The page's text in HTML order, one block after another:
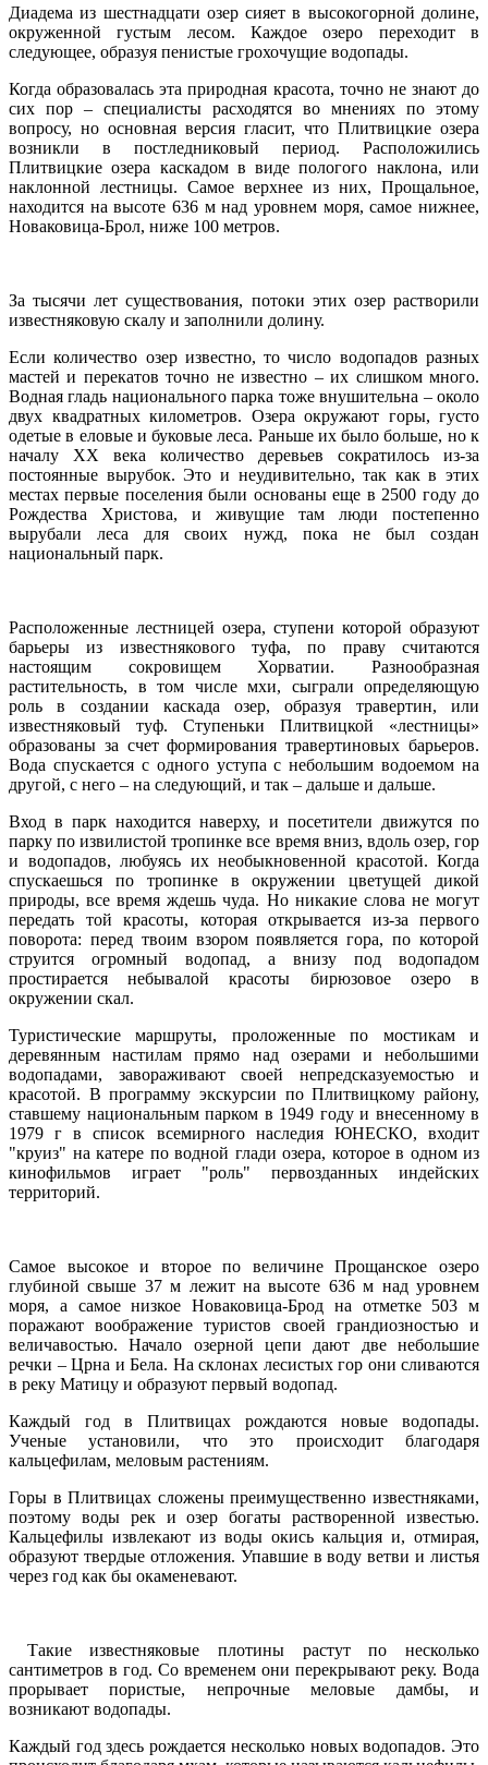
Диадема из шестнадцати озер сияет в высокогорной долине,
окруженной густым лесом. Каждое озеро переходит в
следующее, образуя пенистые грохочущие водопады.
Когда образовалась эта природная красота, точно не знают до
сих пор – специалисты расходятся во мнениях по этому
вопросу, но основная версия гласит, что Плитвицкие озера
возникли в постледниковый период. Расположились
Плитвицкие озера каскадом в виде пологого наклона, или
наклонной лестницы. Самое верхнее из них, Прощальное,
находится на высоте 636 м над уровнем моря, самое нижнее,
Новаковица-Брол, ниже 100 метров.
За тысячи лет существования, потоки этих озер растворили
известняковую скалу и заполнили долину.
Если количество озер известно, то число водопадов разных
мастей и перекатов точно не известно – их слишком много.
Водная гладь национального парка тоже внушительна – около
двух квадратных километров. Озера окружают горы, густо
одетые в еловые и буковые леса. Раньше их было больше, но к
началу ХХ века количество деревьев сократилось из-за
постоянные вырубок. Это и неудивительно, так как в этих
местах первые поселения были основаны еще в 2500 году до
Рождества Христова, и живущие там люди постепенно
вырубали леса для своих нужд, пока не был создан
национальный парк.
Расположенные лестницей озера, ступени которой образуют
барьеры из известнякового туфа, по праву считаются
настоящим сокровищем Хорватии. Разнообразная
растительность, в том числе мхи, сыграли определяющую
роль в создании каскада озер, образуя травертин, или
известняковый туф. Ступеньки Плитвицкой «лестницы»
образованы за счет формирования травертиновых барьеров.
Вода спускается с одного уступа с небольшим водоемом на
другой, с него – на следующий, и так – дальше и дальше.
Вход в парк находится наверху, и посетители движутся по
парку по извилистой тропинке все время вниз, вдоль озер, гор
и водопадов, любуясь их необыкновенной красотой. Когда
спускаешься по тропинке в окружении цветущей дикой
природы, все время ждешь чуда. Но никакие слова не могут
передать той красоты, которая открывается из-за первого
поворота: перед твоим взором появляется гора, по которой
струится огромный водопад, а внизу под водопадом
простирается небывалой красоты бирюзовое озеро в
окружении скал.
Туристические маршруты, проложенные по мостикам и
деревянным настилам прямо над озерами и небольшими
водопадами, завораживают своей непредсказуемостью и
красотой. В программу экскурсии по Плитвицкому району,
ставшему национальным парком в 1949 году и внесенному в
1979 г в список всемирного наследия ЮНЕСКО, входит
"круиз" на катере по водной глади озера, которое в одном из
кинофильмов играет "роль" первозданных индейских
территорий.
Самое высокое и второе по величине Прощанское озеро
глубиной свыше 37 м лежит на высоте 636 м над уровнем
моря, а самое низкое Новаковица-Брод на отметке 503 м
поражают воображение туристов своей грандиозностью и
величавостью. Начало озерной цепи дают две небольшие
речки – Црна и Бела. На склонах лесистых гор они сливаются
в реку Матицу и образуют первый водопад.
Каждый год в Плитвицах рождаются новые водопады.
Ученые установили, что это происходит благодаря
кальцефилам, меловым растениям.
Горы в Плитвицах сложены преимущественно известняками,
поэтому воды рек и озер богаты растворенной известью.
Кальцефилы извлекают из воды окись кальция и, отмирая,
образуют твердые отложения. Упавшие в воду ветви и листья
через год как бы окаменевают.
Такие известняковые плотины растут по несколько
сантиметров в год. Со временем они перекрывают реку. Вода
прорывает пористые, непрочные меловые дамбы, и
возникают водопады.
Каждый год здесь рождается несколько новых водопадов. Это